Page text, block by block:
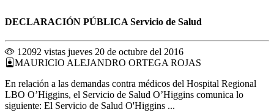
DECLARACIÓN PÚBLICA Servicio de Salud
12092 vistas jueves 20 de octubre del 2016
MAURICIO ALEJANDRO ORTEGA ROJAS
En relación a las demandas contra médicos del Hospital Regional
LBO O’Higgins, el Servicio de Salud O’Higgins comunica lo
siguiente: El Servicio de Salud O'Higgins ...